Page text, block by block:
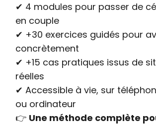
✔ 4 modules pour passer de
en couple
✔ +30 exercices guidés pour
concrètement
✔ +15 cas pratiques issus de
réelles
✔ Accessible à vie, sur
ou ordinateur
👉 Une méthode complète